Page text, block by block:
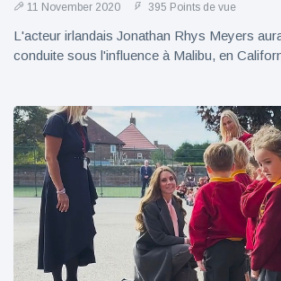
11 November 2020 395 Points de vue
L'acteur irlandais Jonathan Rhys Meyers
conduite sous l'influence à Malibu, en